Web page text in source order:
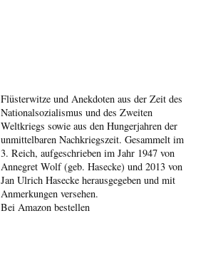
Flüsterwitze und Anekdoten aus der Zeit des
Nationalsozialismus und des Zweiten
Weltkriegs sowie aus den Hungerjahren der
unmittelbaren Nachkriegszeit. Gesammelt im
3. Reich, aufgeschrieben im Jahr 1947 von
Annegret Wolf (geb. Hasecke) und 2013 von
Jan Ulrich Hasecke herausgegeben und mit
Anmerkungen versehen.
Bei Amazon bestellen